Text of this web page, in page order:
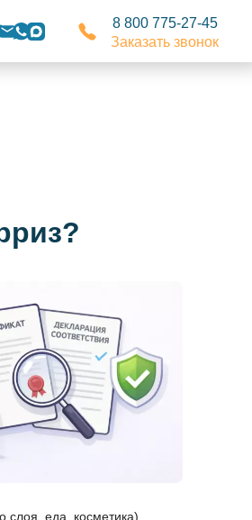
8 800 775-27-45
Заказать звонок
слоя, еда, косметика).